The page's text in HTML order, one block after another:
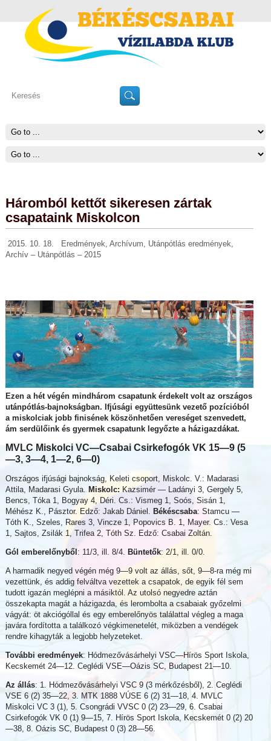
Háromból kettőt sikeresen zártak
csapataink Miskolcon
2015. 10. 18. Eredmények, Archívum, Utánpótlás eredmények,
Archív – Utánpótlás – 2015
Ezen a hét végén mindhárom csapatunk érdekelt volt az országos
utánpótlás-bajnokságban. Ifjúsági együttesünk vezető pozícióból
a miskolciak jobb finisének köszönhetően vereséget szenvedett,
ám serdülőink és gyermek csapatunk legyőzte a házigazdákat.
MVLC Miskolci VC—Csabai Csirkefogók VK 15—9 (5
—3, 3—4, 1—2, 6—0)
Országos ifjúsági bajnokság, Keleti csoport, Miskolc. V.: Madarasi
Attila, Madarasi Gyula. Miskolc: Kazsimér — Ladányi 3, Gergely 5,
Bencs, Tóka 1, Bogyay 4, Déri. Cs.: Vismeg 1, Soós, Sisán 1,
Méhész K., Pásztor. Edző: Jakab Dániel. Békéscsaba: Stamcu —
Tóth K., Szeles, Rares 3, Vincze 1, Popovics B. 1, Mayer. Cs.: Vesa
1, Sajtos, Zsilák 1, Trifea 2, Tóth Sz. Edző: Csabai Zoltán.
Gól emberelőnyből : 11/3, ill. 8/4. Büntetők: 2/1, ill. 0/0.
A harmadik negyed végén még 9—9 volt az állás, sőt, 9—8-ra még mi
vezettünk, és addig felváltva vezettek a csapatok, de egyik fél sem
tudott igazán meglépni a másiktól. Az utolsó negyedre aztán
összekapta magát a házigazda, és lerombolta a csabaiak győzelmi
vágyát: öt akciógóllal és egy emberelőnyös találattal végleg a maga
javára fordította a találkozó végkimenetelét, miközben a vendégek
rendre kihagyták a legjobb helyzeteket.
További eredmények: Hódmezővásárhelyi VSC—Hírös Sport Iskola,
Kecskemét 24—12. Ceglédi VSE—Oázis SC, Budapest 21—10.
Az állás: 1. Hódmezővásárhelyi VSC 9 (3 mérkőzésből), 2. Ceglédi
VSE 6 (2) 35—22, 3. MTK 1888 VÚSE 6 (2) 31—18, 4. MVLC
Miskolci VC 3 (1), 5. Csongrádi VVSC 0 (2) 23—29, 6. Csabai
Csirkefogók VK 0 (1) 9—15, 7. Hírös Sport Iskola, Kecskemét 0 (2) 20
—38, 8. Oázis SC, Budapest 0 (3) 28—56.